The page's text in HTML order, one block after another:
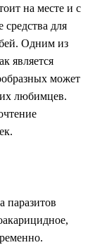
на месте и с
для
Одним из
является
может
любимцев.
паразитов